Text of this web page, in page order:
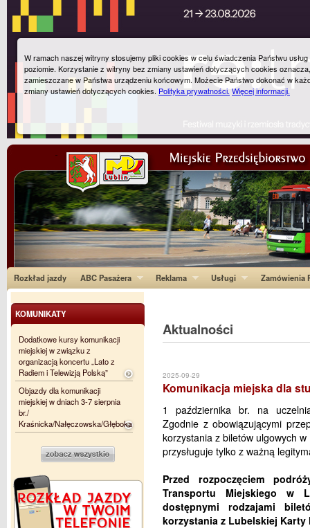
Rozkład jazdy ABC Pasażera Reklama Usługi Zamówienia
Aktualności
2025-09-29
Komunikacja miejska dla
1 października br. na
Zgodnie z obowiązującymi
korzystania z biletów ulgowych
przysługuje tylko z ważną
Przed rozpoczęciem
Transportu Miejskiego w
dostępnymi rodzajami
korzystania z Lubelskiej Karty
KOMUNIKATY
Dodatkowe kursy komunikacji
miejskiej w związku z
organizacją koncertu „Lato z
Radiem i Telewizją Polską”
Objazdy dla komunikacji
miejskiej w dniach 3-7 sierpnia
br./
Kraśnicka/Nałęczowska/Głęboka
W ramach naszej witryny stosujemy pliki cookies w celu świadczenia Państwu
poziomie. Korzystanie z witryny bez zmiany ustawień dotyczących cookies
zamieszczane w Państwa urządzeniu końcowym. Możecie Państwo dokonać w
zmiany ustawień dotyczących cookies. Polityka prywatności.Więcej informacji.